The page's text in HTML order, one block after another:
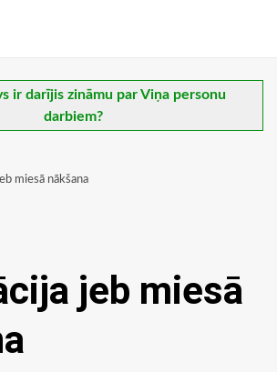
ir darījis zināmu par Viņa personu
darbiem?
miesā nākšana
jeb miesā